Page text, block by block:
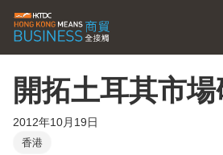
開拓土耳其市
2012年10月19日
香港